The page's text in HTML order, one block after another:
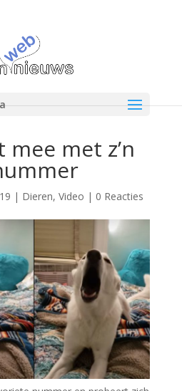
met z’n
| Dieren, Video | 0 Reacties